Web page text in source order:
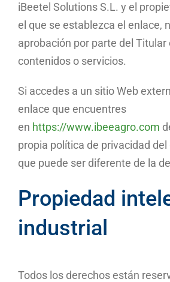
iBeetel Solutions S.L. y el
el que se establezca el enlace,
aprobación por parte del Titular
contenidos o servicios.
Si accedes a un sitio Web
enlace que encuentres
en https://www.ibeeagro.com
propia política de privacidad
que puede ser diferente de la
Propiedad
industrial
Todos los derechos están